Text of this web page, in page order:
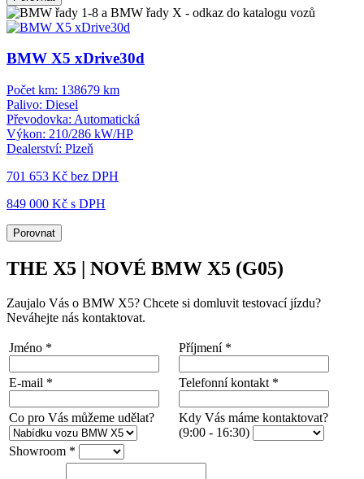
BMW X5 xDrive30d
Počet km: 138679 km
Palivo: Diesel
Převodovka: Automatická
Výkon: 210/286 kW/HP
Dealerství: Plzeň
701 653 Kč bez DPH
849 000 Kč s DPH
Porovnat
THE X5 | NOVÉ BMW X5 (G05)
Zaujalo Vás o BMW X5? Chcete si domluvit testovací jízdu?
Neváhejte nás kontaktovat.
Jméno * Příjmení *
E-mail * Telefonní kontakt *
Co pro Vás můžeme udělat?
Kdy Vás máme kontaktovat?
(9:00 - 16:30)
Showroom *